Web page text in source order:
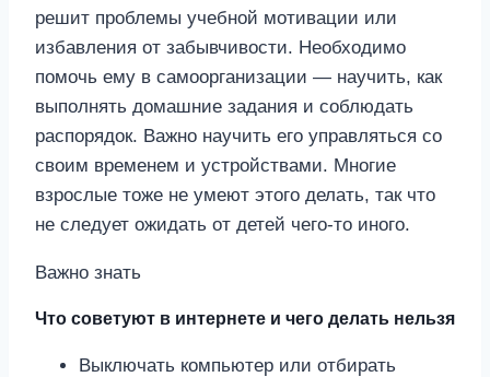
решит проблемы учебной мотивации или
избавления от забывчивости. Необходимо
помочь ему в самоорганизации — научить, как
выполнять домашние задания и соблюдать
распорядок. Важно научить его управляться со
своим временем и устройствами. Многие
взрослые тоже не умеют этого делать, так что
не следует ожидать от детей чего-то иного.
Важно знать
Что советуют в интернете и чего делать нельзя
Выключать компьютер или отбирать